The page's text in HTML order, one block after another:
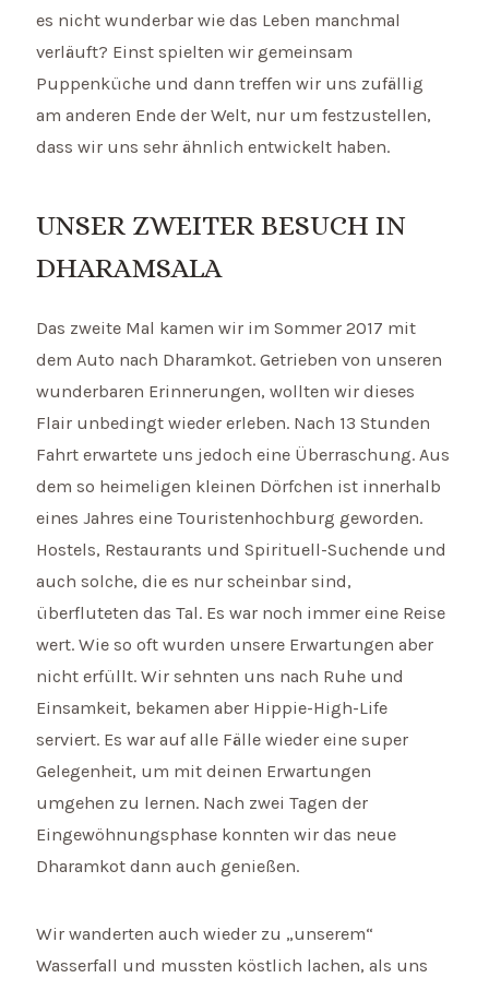
es nicht wunderbar wie das Leben manchmal
verläuft? Einst spielten wir gemeinsam
Puppenküche und dann treffen wir uns zufällig
am anderen Ende der Welt, nur um festzustellen,
dass wir uns sehr ähnlich entwickelt haben.
UNSER ZWEITER BESUCH IN
DHARAMSALA
Das zweite Mal kamen wir im Sommer 2017 mit
dem Auto nach Dharamkot. Getrieben von unseren
wunderbaren Erinnerungen, wollten wir dieses
Flair unbedingt wieder erleben. Nach 13 Stunden
Fahrt erwartete uns jedoch eine Überraschung. Aus
dem so heimeligen kleinen Dörfchen ist innerhalb
eines Jahres eine Touristenhochburg geworden.
Hostels, Restaurants und Spirituell-Suchende und
auch solche, die es nur scheinbar sind,
überfluteten das Tal. Es war noch immer eine Reise
wert. Wie so oft wurden unsere Erwartungen aber
nicht erfüllt. Wir sehnten uns nach Ruhe und
Einsamkeit, bekamen aber Hippie-High-Life
serviert. Es war auf alle Fälle wieder eine super
Gelegenheit, um mit deinen Erwartungen
umgehen zu lernen. Nach zwei Tagen der
Eingewöhnungsphase konnten wir das neue
Dharamkot dann auch genießen.
Wir wanderten auch wieder zu „unserem“
Wasserfall und mussten köstlich lachen, als uns